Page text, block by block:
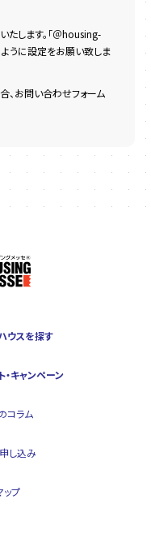
します。「＠housing-
うに設定をお願い致しま
、お問い合わせフォーム
ウスを探す
・キャンペーン
コラム
し込み
ップ